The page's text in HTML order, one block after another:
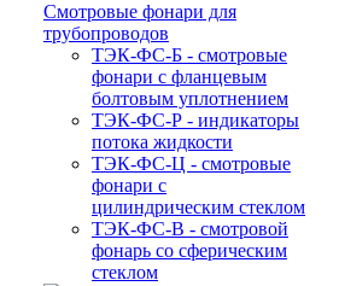
Смотровые фонари для
трубопроводов
ТЭК-ФС-Б - смотровые
фонари с фланцевым
болтовым уплотнением
ТЭК-ФС-Р - индикаторы
потока жидкости
ТЭК-ФС-Ц - смотровые
фонари с
цилиндрическим стеклом
ТЭК-ФС-В - смотровой
фонарь со сферическим
стеклом